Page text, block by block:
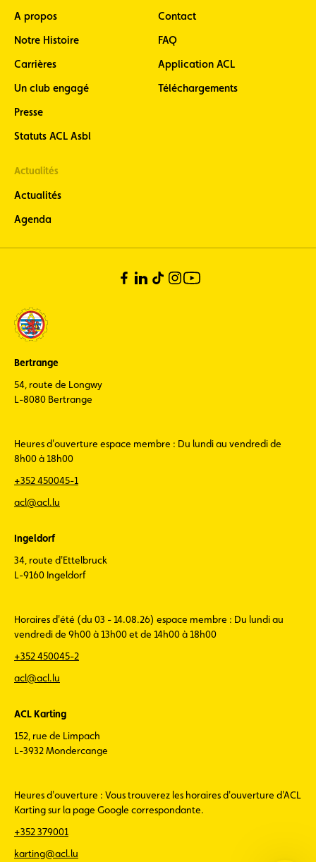
A propos
Notre Histoire
Carrières
Un club engagé
Presse
Statuts ACL Asbl
Contact
FAQ
Application ACL
Téléchargements
Actualités
Actualités
Agenda
Bertrange
54, route de Longwy
L-8080 Bertrange
Heures d'ouverture espace membre : Du lundi au vendredi de
8h00 à 18h00
+352 450045-1
acl@acl.lu
Ingeldorf
34, route d'Ettelbruck
L-9160 Ingeldorf
Horaires d'été (du 03 - 14.08.26) espace membre : Du lundi au
vendredi de 9h00 à 13h00 et de 14h00 à 18h00
+352 450045-2
acl@acl.lu
ACL Karting
152, rue de Limpach
L-3932 Mondercange
Heures d'ouverture : Vous trouverez les horaires d'ouverture d'ACL
Karting sur la page Google correspondante.
+352 379001
karting@acl.lu